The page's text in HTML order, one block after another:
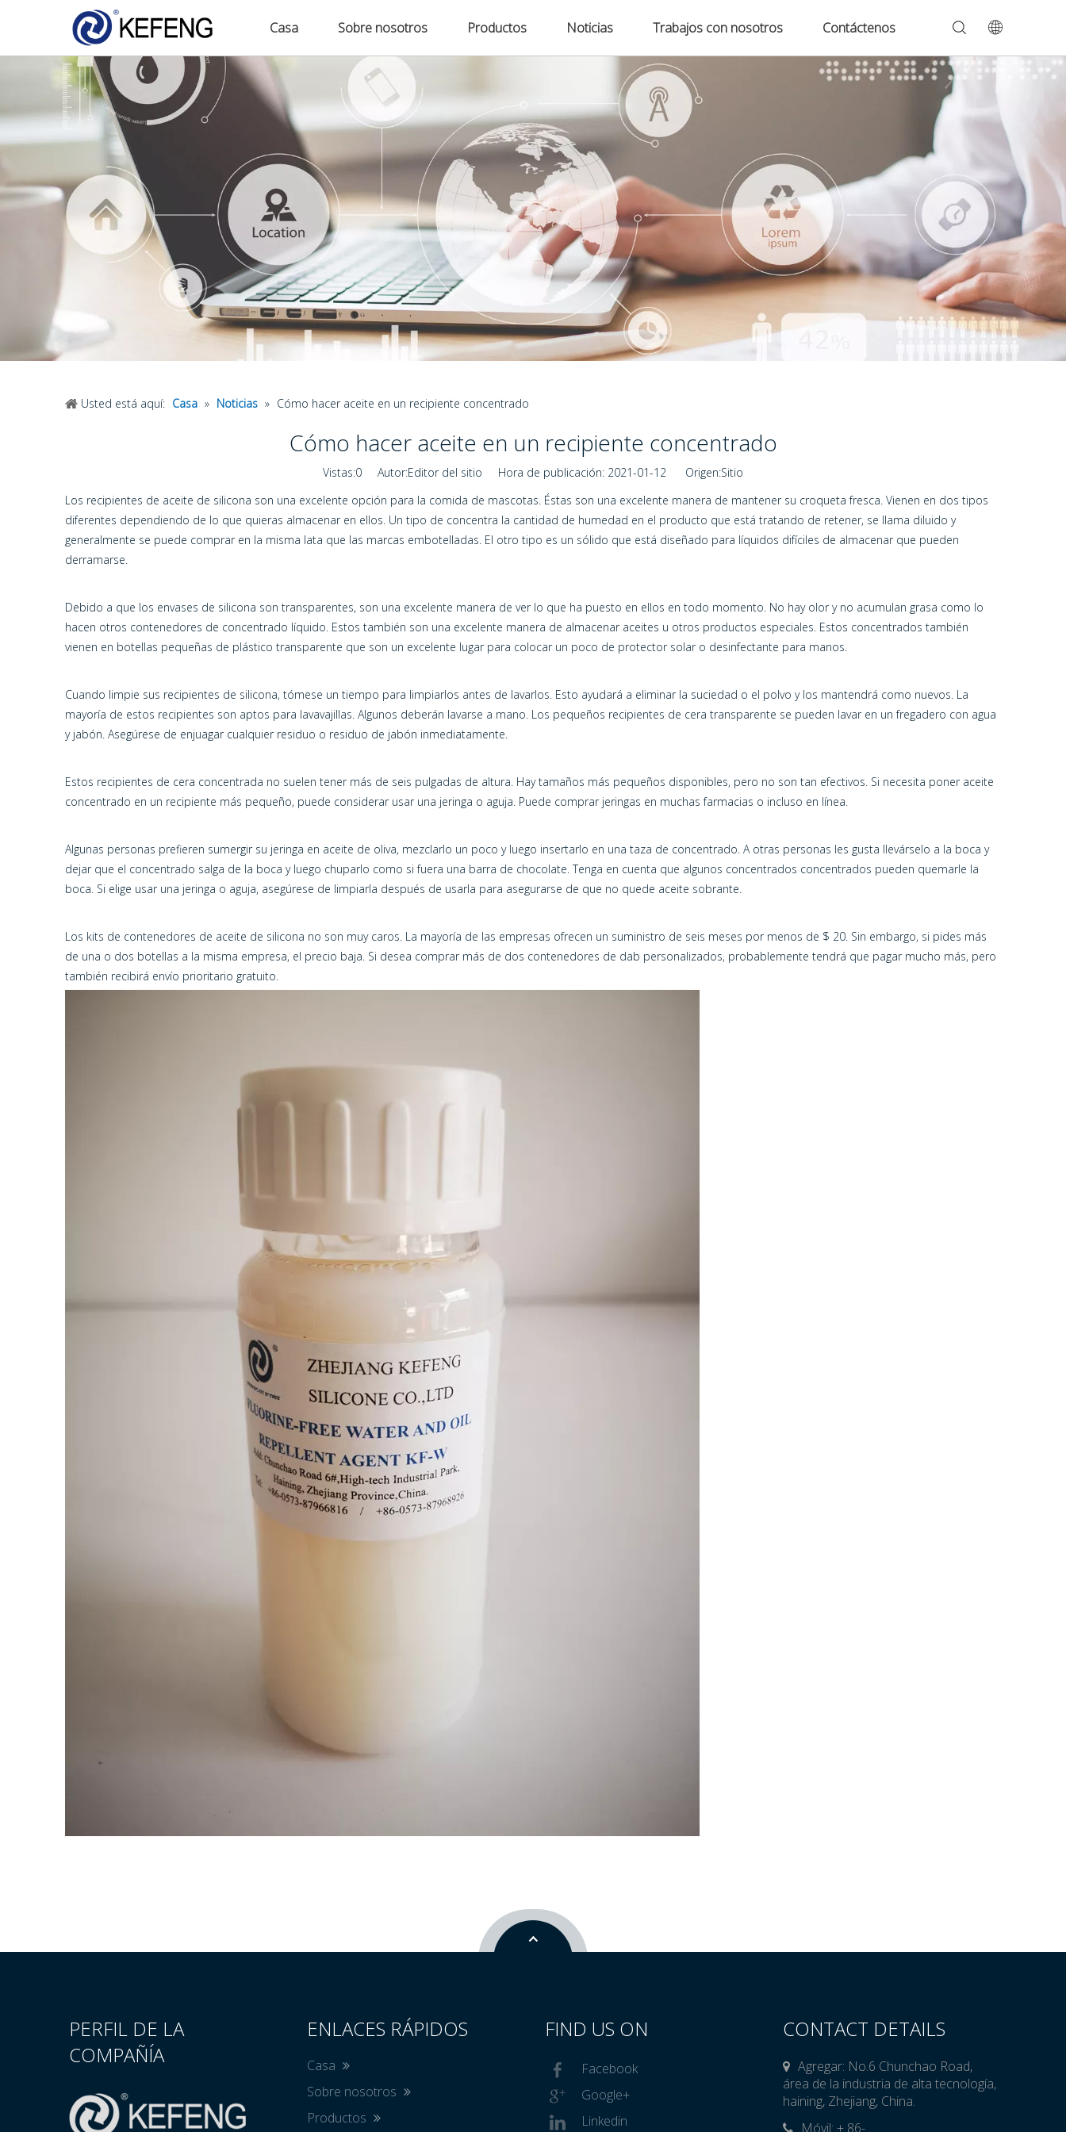
Casa Sobre nosotros Productos Noticias Trabajos con nosotros Contáctenos
Usted está aquí: Casa » Noticias » Cómo hacer aceite en un recipiente concentrado
Cómo hacer aceite en un recipiente concentrado
Vistas:0 Autor:Editor del sitio Hora de publicación: 2021-01-12 Origen:Sitio
Los recipientes de aceite de silicona son una excelente opción para la comida de mascotas. Éstas son una excelente manera de mantener su croqueta fresca. Vienen en dos tipos
diferentes dependiendo de lo que quieras almacenar en ellos. Un tipo de concentra la cantidad de humedad en el producto que está tratando de retener, se llama diluido y
generalmente se puede comprar en la misma lata que las marcas embotelladas. El otro tipo es un sólido que está diseñado para líquidos difíciles de almacenar que pueden
derramarse.
Debido a que los envases de silicona son transparentes, son una excelente manera de ver lo que ha puesto en ellos en todo momento. No hay olor y no acumulan grasa como lo
hacen otros contenedores de concentrado líquido. Estos también son una excelente manera de almacenar aceites u otros productos especiales. Estos concentrados también
vienen en botellas pequeñas de plástico transparente que son un excelente lugar para colocar un poco de protector solar o desinfectante para manos.
Cuando limpie sus recipientes de silicona, tómese un tiempo para limpiarlos antes de lavarlos. Esto ayudará a eliminar la suciedad o el polvo y los mantendrá como nuevos. La
mayoría de estos recipientes son aptos para lavavajillas. Algunos deberán lavarse a mano. Los pequeños recipientes de cera transparente se pueden lavar en un fregadero con agua
y jabón. Asegúrese de enjuagar cualquier residuo o residuo de jabón inmediatamente.
Estos recipientes de cera concentrada no suelen tener más de seis pulgadas de altura. Hay tamaños más pequeños disponibles, pero no son tan efectivos. Si necesita poner aceite
concentrado en un recipiente más pequeño, puede considerar usar una jeringa o aguja. Puede comprar jeringas en muchas farmacias o incluso en línea.
Algunas personas prefieren sumergir su jeringa en aceite de oliva, mezclarlo un poco y luego insertarlo en una taza de concentrado. A otras personas les gusta llevárselo a la boca y
dejar que el concentrado salga de la boca y luego chuparlo como si fuera una barra de chocolate. Tenga en cuenta que algunos concentrados concentrados pueden quemarle la
boca. Si elige usar una jeringa o aguja, asegúrese de limpiarla después de usarla para asegurarse de que no quede aceite sobrante.
Los kits de contenedores de aceite de silicona no son muy caros. La mayoría de las empresas ofrecen un suministro de seis meses por menos de $ 20. Sin embargo, si pides más
de una o dos botellas a la misma empresa, el precio baja. Si desea comprar más de dos contenedores de dab personalizados, probablemente tendrá que pagar mucho más, pero
también recibirá envío prioritario gratuito.
PERFIL DE LA
COMPAÑÍA
ENLACES RÁPIDOS
Casa
Sobre nosotros
Productos
FIND US ON
Facebook
Google+
Linkedin
CONTACT DETAILS
Agregar: No.6 Chunchao Road,
área de la industria de alta tecnología,
haining, Zhejiang, China.
 Móvil: + 86-